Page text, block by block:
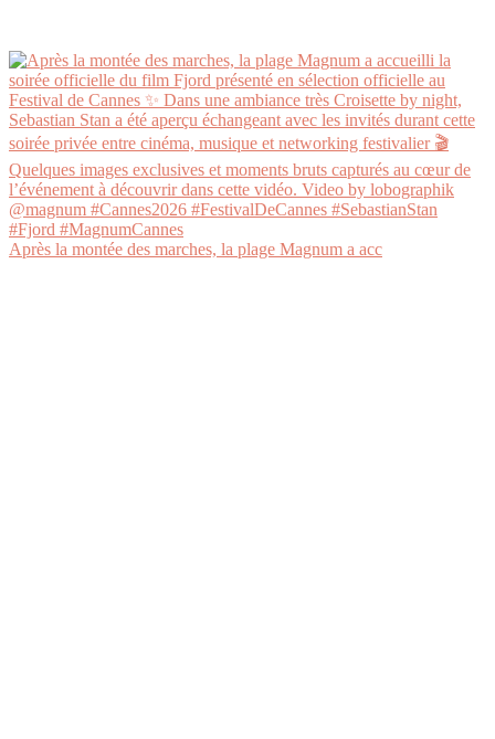
Après la montée des marches, la plage Magnum a acc